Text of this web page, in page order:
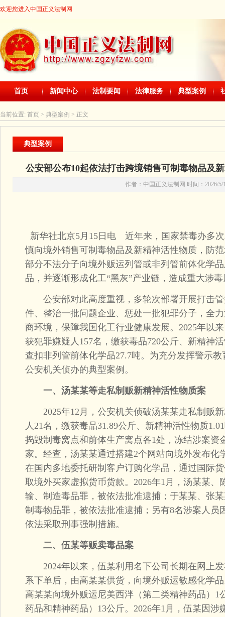
欢迎您进入中国正义法制网
首页 新闻中心 法制要闻 法律服务 典型案例
当前位置: 首页 > 典型案例 > 正文
典型案例
公安部公布10起依法打击跨境销售可制毒物品及
作者：中国正义法制网 时间：2026/5/
新华社北京5月15日电 近年来，国家禁毒办多
慎向境外销售可制毒物品及新精神活性物质，防
部分不法分子向境外贩运列管或非列管前体化学
品，并逐渐形成化工“黑灰”产业链，造成重大涉
公安部对此高度重视，多轮次部署开展打击管
件、整治一批问题企业、惩处一批犯罪分子，全
商环境，保障我国化工行业健康发展。2025年以
获犯罪嫌疑人157名，缴获毒品720公斤、新精神
查扣非列管前体化学品27.7吨。为充分发挥警示
公安机关侦办的典型案例。
一、汤某某等走私制贩新精神活性物质案
2025年12月，公安机关侦破汤某某走私制贩新
人21名，缴获毒品31.89公斤、新精神活性物质
捣毁制毒窝点和前体生产窝点各1处，冻结涉案资
家。经查，汤某某通过搭建2个网站向境外发布化
在国内多地委托研制客户订购化学品，通过国际
取境外买家虚拟货币货款。2026年1月，汤某某、
输、制造毒品罪，被依法批准逮捕；于某某、张
制毒物品罪，被依法批准逮捕；另有8名涉案人员
依法采取刑事强制措施。
二、伍某等贩卖毒品案
2024年以来，伍某利用名下公司长期在网上发
系下单后，由高某某供货，向境外贩运敏感化学
高某某向境外贩运尼美西泮（第二类精神药品）1
药品和精神药品）13公斤。2026年1月，伍某因